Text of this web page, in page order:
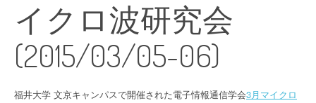
イクロ波研究会
(2015/03/05-06)
福井大学 文京キャンパスで開催された電子情報通信学会3月マイクロ